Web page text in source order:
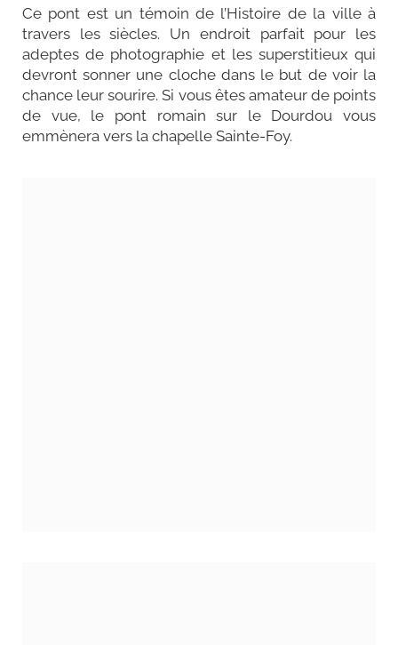
Ce pont est un témoin de l’Histoire de la ville à
travers les siècles. Un endroit parfait pour les
adeptes de photographie et les superstitieux qui
devront sonner une cloche dans le but de voir la
chance leur sourire. Si vous êtes amateur de points
de vue, le pont romain sur le Dourdou vous
emmènera vers la chapelle Sainte-Foy.